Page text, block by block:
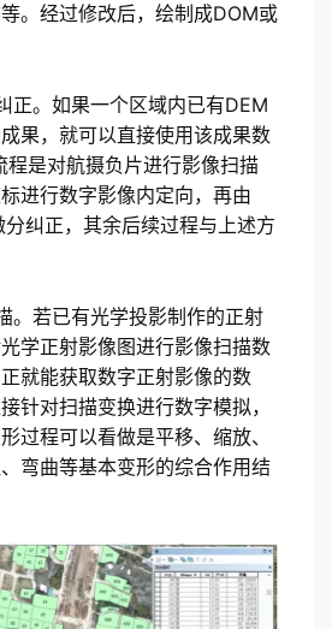
。经过修改后，绘制成DOM或
正。如果一个区域内已有DEM
果，就可以直接使用该成果数
程是对航摄负片进行影像扫描
进行数字影像内定向，再由
纠正，其余后续过程与上述方
。若已有光学投影制作的正射
学正射影像图进行影像扫描数
就能获取数字正射影像的数
针对扫描变换进行数字模拟，
过程可以看做是平移、缩放、
弯曲等基本变形的综合作用结